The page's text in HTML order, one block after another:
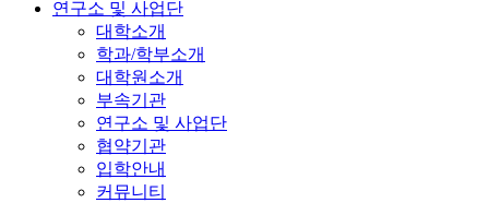
연구소 및 사업단
대학소개
학과/학부소개
대학원소개
부속기관
연구소 및 사업단
협약기관
입학안내
커뮤니티